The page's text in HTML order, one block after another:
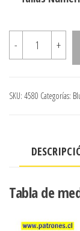
-
4580
Blusa
larga
cantidad
+
SKU: 4580 Categorías:
Tabla de